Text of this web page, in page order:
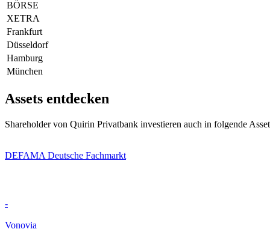
BÖRSE
XETRA
Frankfurt
Düsseldorf
Hamburg
München
Assets entdecken
Shareholder von Quirin Privatbank investieren auch in folgende
DEFAMA Deutsche Fachmarkt
-
Vonovia